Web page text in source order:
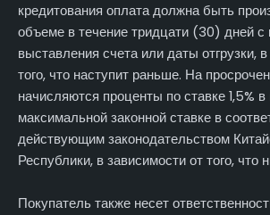
кредитования оплата должна быть
объеме в течение тридцати (30) дней с
выставления счета или даты отгрузки,
того, что наступит раньше. На
начисляются проценты по ставке 1,5%
максимальной законной ставке в
действующим законодательством
Республики, в зависимости от того, что
Покупатель также несет